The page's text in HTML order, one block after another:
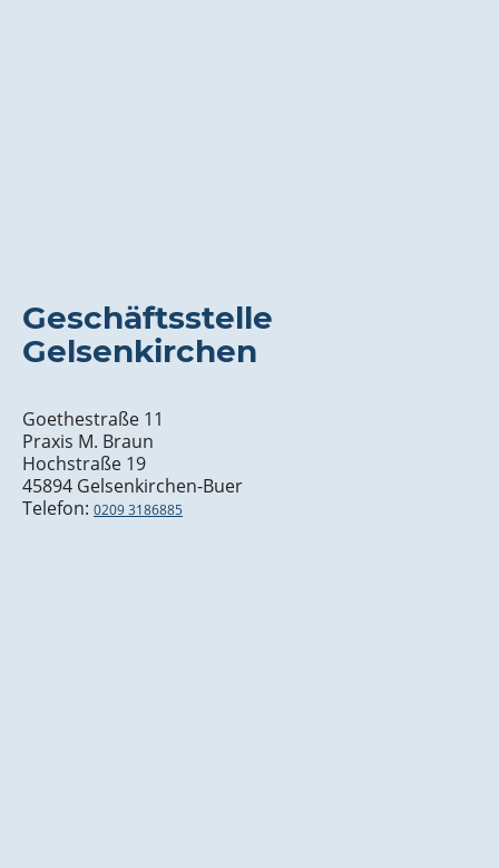
Geschäftsstelle
Gelsenkirchen
Goethestraße 11
Praxis M. Braun
Hochstraße 19
45894 Gelsenkirchen-Buer
Telefon: 0209 3186885